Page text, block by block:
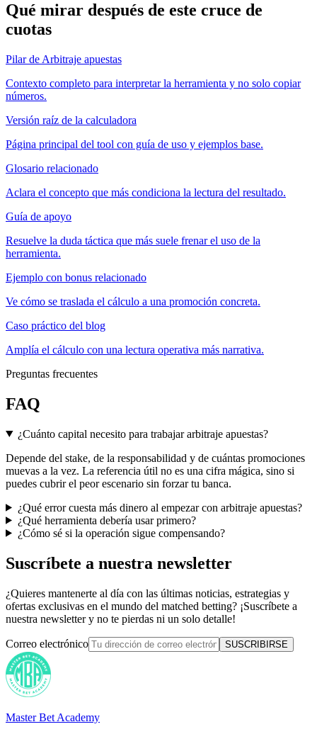
Qué mirar después de este cruce de
cuotas
Pilar de Arbitraje apuestas
Contexto completo para interpretar la herramienta y no solo copiar
números.
Versión raíz de la calculadora
Página principal del tool con guía de uso y ejemplos base.
Glosario relacionado
Aclara el concepto que más condiciona la lectura del resultado.
Guía de apoyo
Resuelve la duda táctica que más suele frenar el uso de la
herramienta.
Ejemplo con bonus relacionado
Ve cómo se traslada el cálculo a una promoción concreta.
Caso práctico del blog
Amplía el cálculo con una lectura operativa más narrativa.
Preguntas frecuentes
FAQ
¿Cuánto capital necesito para trabajar arbitraje apuestas?
Depende del stake, de la responsabilidad y de cuántas promociones
muevas a la vez. La referencia útil no es una cifra mágica, sino si
puedes cubrir el peor escenario sin forzar tu banca.
¿Qué error cuesta más dinero al empezar con arbitraje apuestas?
¿Qué herramienta debería usar primero?
¿Cómo sé si la operación sigue compensando?
Suscríbete a nuestra newsletter
¿Quieres mantenerte al día con las últimas noticias, estrategias y
ofertas exclusivas en el mundo del matched betting? ¡Suscríbete a
nuestra newsletter y no te pierdas ni un solo detalle!
Correo electrónico SUSCRIBIRSE
Master Bet Academy